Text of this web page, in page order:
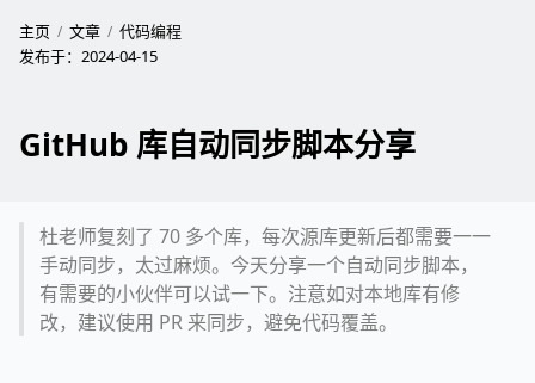
主页 文章
代码编程
发布于： 2024-04-15
GitHub 库自动同步脚本分享
杜老师复刻了 70 多个库，每次源库更新后都需要一一
手动同步，太过麻烦。今天分享一个自动同步脚本，
有需要的小伙伴可以试一下。注意如对本地库有修
改，建议使用 PR 来同步，避免代码覆盖。